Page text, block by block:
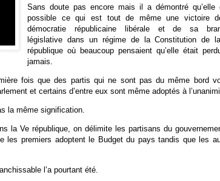
Sans doute pas encore mais il a démontré qu’elle
possible ce qui est tout de même une victoire
démocratie républicaine libérale et de sa
législative dans un régime de la Constitution de
république où beaucoup pensaient qu’elle était
jamais.
fois que des partis qui ne sont pas du même bord
et certains d’entre eux sont même adoptés à
la même signification.
la Ve république, on délimite les partisans du
les premiers adoptent le Budget du pays tandis que les
l’a pourtant été.